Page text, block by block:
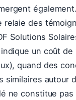
relaie des
Solutions
un coût de
quand des
similaires autour
ne constitue pas